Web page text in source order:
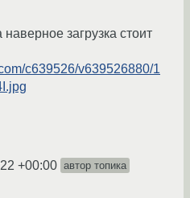
загрузка стоит
c639526/v639526880/1
+00:00 автор топика